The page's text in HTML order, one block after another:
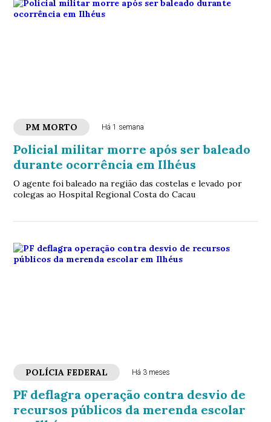
PM MORTO Há 1 semana
Policial militar morre após ser baleado
durante ocorrência em Ilhéus
O agente foi baleado na região das costelas e levado por
colegas ao Hospital Regional Costa do Cacau
POLÍCIA FEDERAL Há 3 meses
PF deflagra operação contra desvio de
recursos públicos da merenda escolar